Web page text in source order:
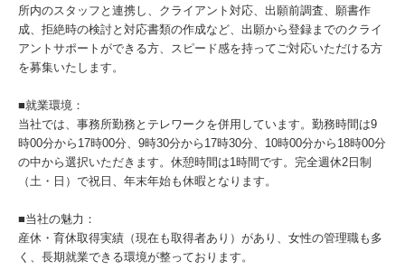
所内のスタッフと連携し、クライアント対応、出願前調査、願書作
成、拒絶時の検討と対応書類の作成など、出願から登録までのクライ
アントサポートができる方、スピード感を持ってご対応いただける方
を募集いたします。
■就業環境：
当社では、事務所勤務とテレワークを併用しています。勤務時間は9
時00分から17時00分、9時30分から17時30分、10時00分から18時00分
の中から選択いただきます。休憩時間は1時間です。完全週休2日制
（土・日）で祝日、年末年始も休暇となります。
■当社の魅力：
産休・育休取得実績（現在も取得者あり）があり、女性の管理職も多
く、長期就業できる環境が整っております。